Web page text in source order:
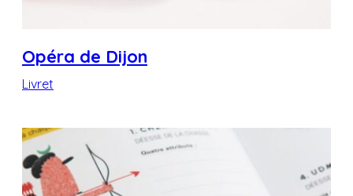
Opéra de Dijon
Livret